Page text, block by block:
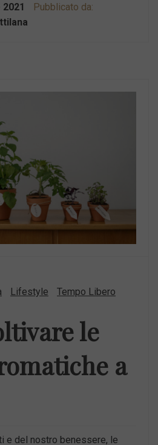
Pubblicato da:
Lifestyle Tempo Libero
le
a
e del nostro benessere, le